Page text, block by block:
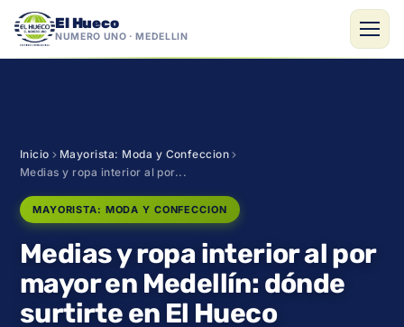
El Hueco
NÚMERO UNO · MEDELLÍN
Inicio
Mayorista: Moda y Confeccion
Medias y ropa interior al por...
MAYORISTA: MODA Y CONFECCION
Medias y ropa interior al por
mayor en Medellín: dónde
surtirte en El Hueco